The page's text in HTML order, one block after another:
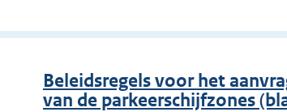
Beleidsregels voor het
van de parkeerschijfzones